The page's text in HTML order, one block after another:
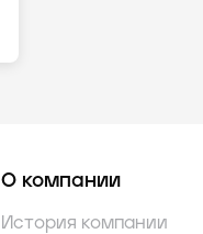
О компании
История компании